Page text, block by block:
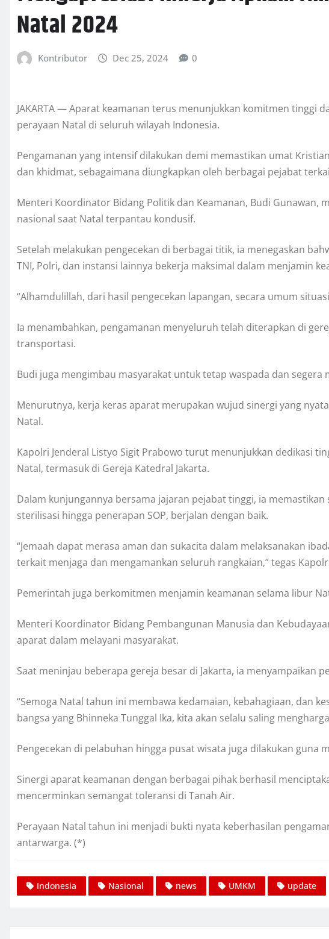
Natal 2024
Kontributor Dec 25, 2024 0
JAKARTA — Aparat keamanan terus menunjukkan komitmen tinggi
perayaan Natal di seluruh wilayah Indonesia.
Pengamanan yang intensif dilakukan demi memastikan umat
dan khidmat, sebagaimana diungkapkan oleh berbagai pejabat
Menteri Koordinator Bidang Politik dan Keamanan, Budi Gunawan,
nasional saat Natal terpantau kondusif.
Setelah melakukan pengecekan di berbagai titik, ia menegaskan
TNI, Polri, dan instansi lainnya bekerja maksimal dalam menjamin
“Alhamdulillah, dari hasil pengecekan lapangan, secara umum
Ia menambahkan, pengamanan menyeluruh telah diterapkan di
transportasi.
Budi juga mengimbau masyarakat untuk tetap waspada dan
Menurutnya, kerja keras aparat merupakan wujud sinergi yang
Natal.
Kapolri Jenderal Listyo Sigit Prabowo turut menunjukkan dedikasi
Natal, termasuk di Gereja Katedral Jakarta.
Dalam kunjungannya bersama jajaran pejabat tinggi, ia
sterilisasi hingga penerapan SOP, berjalan dengan baik.
“Jemaah dapat merasa aman dan sukacita dalam melaksanakan
terkait menjaga dan mengamankan seluruh rangkaian,” tegas
Pemerintah juga berkomitmen menjamin keamanan selama libur
Menteri Koordinator Bidang Pembangunan Manusia dan
aparat dalam melayani masyarakat.
Saat meninjau beberapa gereja besar di Jakarta, ia menyampaikan
“Semoga Natal tahun ini membawa kedamaian, kebahagiaan, dan
bangsa yang Bhinneka Tunggal Ika, kita akan selalu saling
Pengecekan di pelabuhan hingga pusat wisata juga dilakukan guna
Sinergi aparat keamanan dengan berbagai pihak berhasil
mencerminkan semangat toleransi di Tanah Air.
Perayaan Natal tahun ini menjadi bukti nyata keberhasilan
antarwarga. (*)
Indonesia Nasional news UMKM update